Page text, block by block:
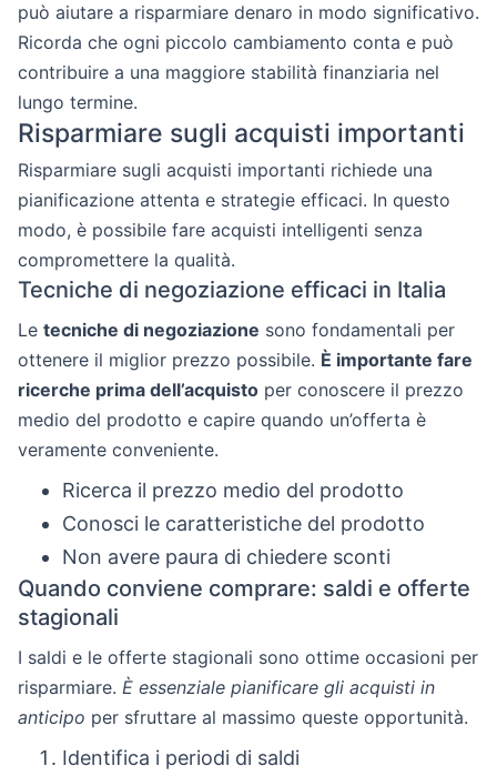
può aiutare a risparmiare denaro in modo significativo.
Ricorda che ogni piccolo cambiamento conta e può
contribuire a una maggiore stabilità finanziaria nel
lungo termine.
Risparmiare sugli acquisti importanti
Risparmiare sugli acquisti importanti richiede una
pianificazione attenta e strategie efficaci. In questo
modo, è possibile fare acquisti intelligenti senza
compromettere la qualità.
Tecniche di negoziazione efficaci in Italia
Le tecniche di negoziazione sono fondamentali per
ottenere il miglior prezzo possibile. È importante fare
ricerche prima dell’acquisto per conoscere il prezzo
medio del prodotto e capire quando un’offerta è
veramente conveniente.
Ricerca il prezzo medio del prodotto
Conosci le caratteristiche del prodotto
Non avere paura di chiedere sconti
Quando conviene comprare: saldi e offerte
stagionali
I saldi e le offerte stagionali sono ottime occasioni per
risparmiare. È essenziale pianificare gli acquisti in
anticipo per sfruttare al massimo queste opportunità.
Identifica i periodi di saldi